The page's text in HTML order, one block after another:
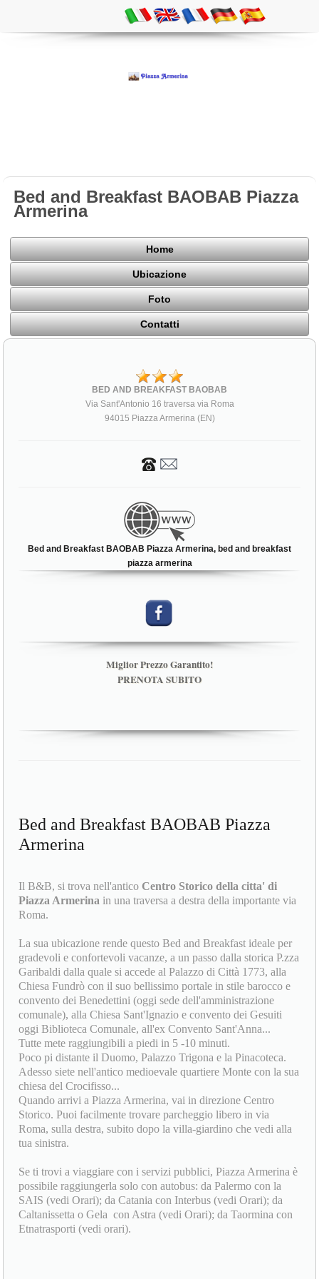
Bed and Breakfast BAOBAB Piazza
Armerina
Home
Ubicazione
Foto
Contatti
BED AND BREAKFAST BAOBAB
Via Sant'Antonio 16 traversa via Roma
94015 Piazza Armerina (EN)
Bed and Breakfast BAOBAB Piazza Armerina, bed and breakfast
piazza armerina
Miglior Prezzo Garantito!
PRENOTA SUBITO
Bed and Breakfast BAOBAB Piazza
Armerina
Il B&B, si trova nell'antico Centro Storico della citta' di
Piazza Armerina in una traversa a destra della importante via
Roma.
La sua ubicazione rende questo Bed and Breakfast ideale per
gradevoli e confortevoli vacanze, a un passo dalla storica P.zza
Garibaldi dalla quale si accede al Palazzo di Città 1773, alla
Chiesa Fundrò con il suo bellissimo portale in stile barocco e
convento dei Benedettini (oggi sede dell'amministrazione
comunale), alla Chiesa Sant'Ignazio e convento dei Gesuiti
oggi Biblioteca Comunale, all'ex Convento Sant'Anna...
Tutte mete raggiungibili a piedi in 5 -10 minuti.
Poco pi distante il Duomo, Palazzo Trigona e la Pinacoteca.
Adesso siete nell'antico medioevale quartiere Monte con la sua
chiesa del Crocifisso...
Quando arrivi a Piazza Armerina, vai in direzione Centro
Storico. Puoi facilmente trovare parcheggio libero in via
Roma, sulla destra, subito dopo la villa-giardino che vedi alla
tua sinistra.
Se ti trovi a viaggiare con i servizi pubblici, Piazza Armerina è
possibile raggiungerla solo con autobus: da Palermo con la
SAIS (vedi Orari); da Catania con Interbus (vedi Orari); da
Caltanissetta o Gela con Astra (vedi Orari); da Taormina con
Etnatrasporti (vedi orari).